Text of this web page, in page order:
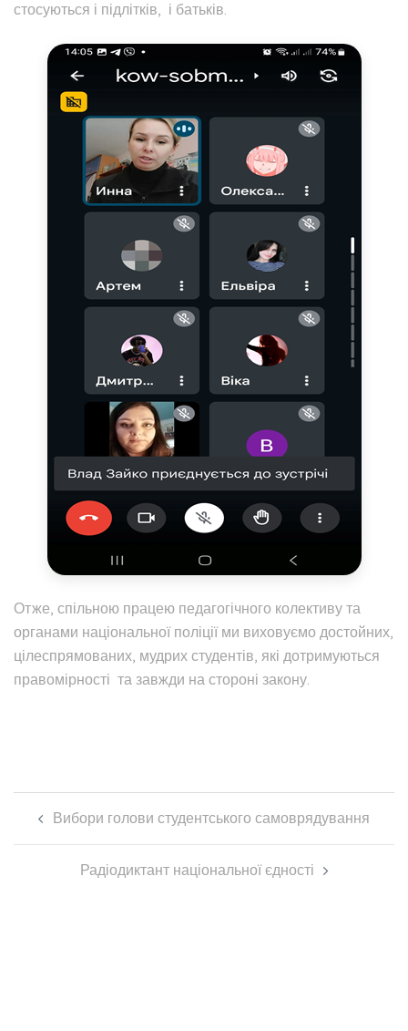
стосуються і підлітків, і батьків.
Отже, спільною працею педагогічного колективу та
органами національної поліції ми виховуємо достойних,
цілеспрямованих, мудрих студентів, які дотримуються
правомірності та завжди на стороні закону.
по
Вибори голови студентського самоврядування
Радіодиктант національної єдності